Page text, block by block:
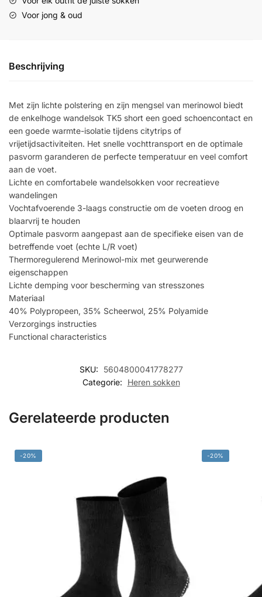
Voor jong & oud
Beschrijving
Met zijn lichte polstering en zijn mengsel van merinowol biedt
de enkelhoge wandelsok TK5 short een goed schoencontact en
een goede warmte-isolatie tijdens citytrips of
vrijetijdsactiviteiten. Het snelle vochttransport en de optimale
pasvorm garanderen de perfecte temperatuur en veel comfort
aan de voet.
Lichte en comfortabele wandelsokken voor recreatieve
wandelingen
Vochtafvoerende 3-laags constructie om de voeten droog en
blaarvrij te houden
Optimale pasvorm aangepast aan de specifieke eisen van de
betreffende voet (echte L/R voet)
Thermoregulerend Merinowol-mix met geurwerende
eigenschappen
Lichte demping voor bescherming van stresszones
Materiaal
40% Polypropeen, 35% Scheerwol, 25% Polyamide
Verzorgings instructies
Functional characteristics
SKU:
5604800041778277
Categorie:
Heren sokken
Gerelateerde producten
-20% -20%